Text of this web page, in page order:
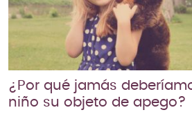
¿Por qué jamás
niño su objeto de apego?